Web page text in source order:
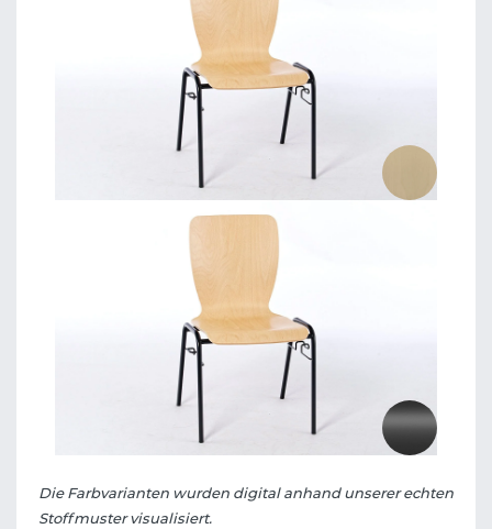
Die Farbvarianten wurden digital anhand unserer echten
Stoffmuster visualisiert.